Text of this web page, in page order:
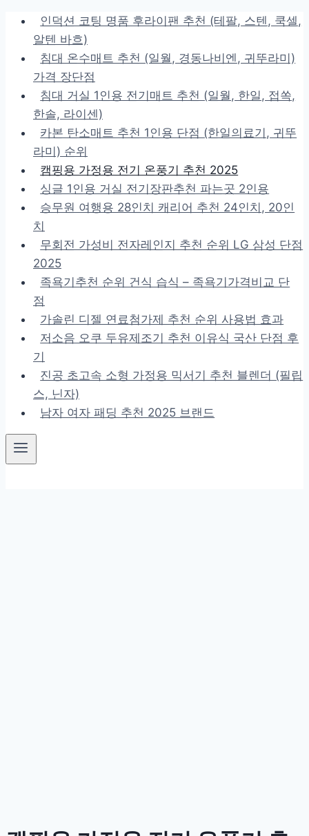
Skip
content
인덕션 코팅 명품 후라이팬 추천 (테팔, 스텐, 쿡셀,
알텐 바흐)
침대 온수매트 추천 (일월, 경동나비엔, 귀뚜라미)
가격 장단점
침대 거실 1인용 전기매트 추천 (일월, 한일, 접쏙,
한솔, 라이센)
카본 탄소매트 추천 1인용 단점 (한일의료기, 귀뚜
라미) 순위
캠핑용 가정용 전기 온풍기 추천 2025
싱글 1인용 거실 전기장판추천 파는곳 2인용
승무원 여행용 28인치 캐리어 추천 24인치, 20인
치
무회전 가성비 전자레인지 추천 순위 LG 삼성 단점
2025
족욕기추천 순위 건식 습식 – 족욕기가격비교 단
점
가솔린 디젤 연료첨가제 추천 순위 사용법 효과
저소음 오쿠 두유제조기 추천 이유식 국산 단점 후
기
진공 초고속 소형 가정용 믹서기 추천 블렌더 (필립
스, 닌자)
남자 여자 패딩 추천 2025 브랜드